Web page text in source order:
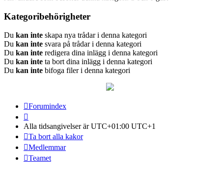
Kategoribehörigheter
Du kan inte skapa nya trådar i denna kategori
Du kan inte svara på trådar i denna kategori
Du kan inte redigera dina inlägg i denna kategori
Du kan inte ta bort dina inlägg i denna kategori
Du kan inte bifoga filer i denna kategori
Forumindex
Alla tidsangivelser är UTC+01:00 UTC+1
Ta bort alla kakor
Medlemmar
Teamet